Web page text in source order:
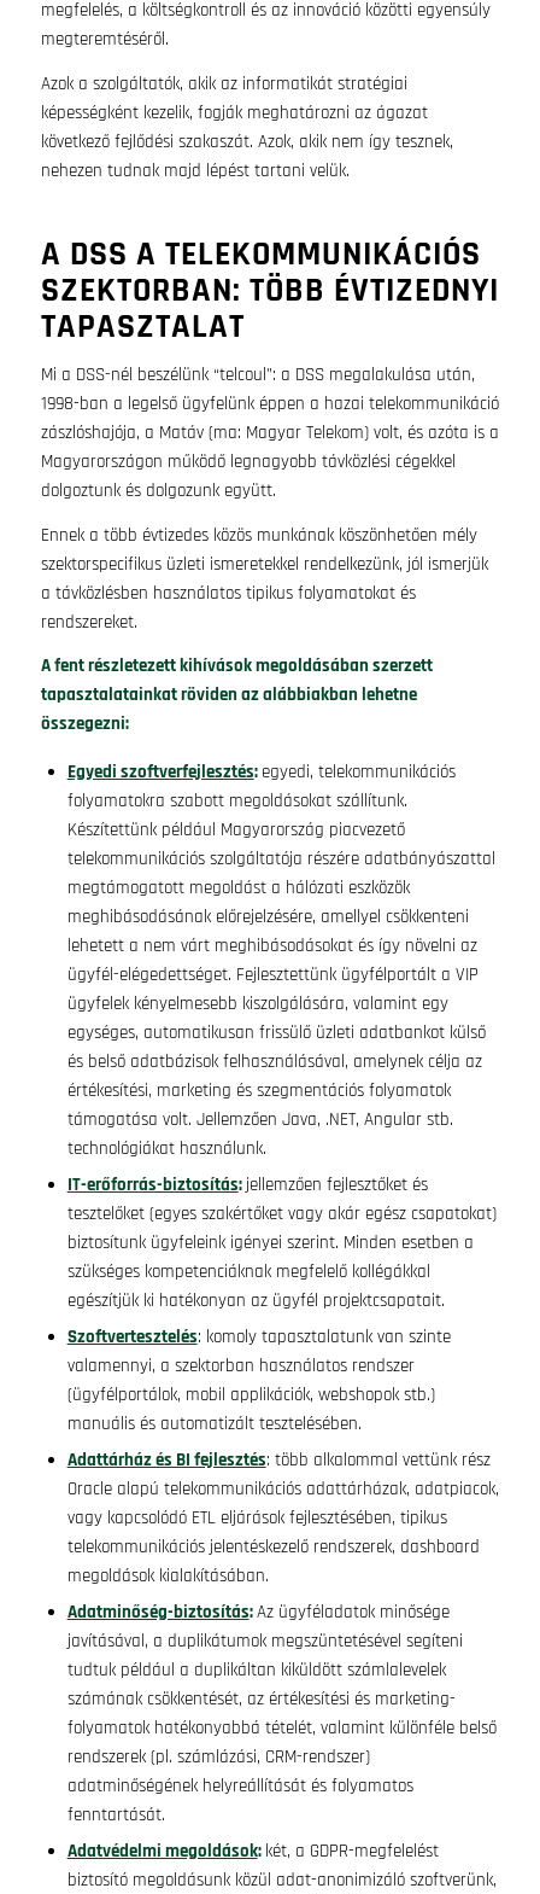
megfelelés, a költségkontroll és az innováció közötti egyensúly
megteremtéséről.
Azok a szolgáltatók, akik az informatikát stratégiai
képességként kezelik, fogják meghatározni az ágazat
következő fejlődési szakaszát. Azok, akik nem így tesznek,
nehezen tudnak majd lépést tartani velük.
A DSS A TELEKOMMUNIKÁCIÓS
SZEKTORBAN: TÖBB ÉVTIZEDNYI
TAPASZTALAT
Mi a DSS-nél beszélünk “telcoul”: a DSS megalakulása után,
1998-ban a legelső ügyfelünk éppen a hazai telekommunikáció
zászlóshajója, a Matáv (ma: Magyar Telekom) volt, és azóta is a
Magyarországon működő legnagyobb távközlési cégekkel
dolgoztunk és dolgozunk együtt.
Ennek a több évtizedes közös munkának köszönhetően mély
szektorspecifikus üzleti ismeretekkel rendelkezünk, jól ismerjük
a távközlésben használatos tipikus folyamatokat és
rendszereket.
A fent részletezett kihívások megoldásában szerzett
tapasztalatainkat röviden az alábbiakban lehetne
összegezni:
Egyedi szoftverfejlesztés: egyedi, telekommunikációs
folyamatokra szabott megoldásokat szállítunk.
Készítettünk például Magyarország piacvezető
telekommunikációs szolgáltatója részére adatbányászattal
megtámogatott megoldást a hálózati eszközök
meghibásodásának előrejelzésére, amellyel csökkenteni
lehetett a nem várt meghibásodásokat és így növelni az
ügyfél-elégedettséget. Fejlesztettünk ügyfélportált a VIP
ügyfelek kényelmesebb kiszolgálására, valamint egy
egységes, automatikusan frissülő üzleti adatbankot külső
és belső adatbázisok felhasználásával, amelynek célja az
értékesítési, marketing és szegmentációs folyamatok
támogatása volt. Jellemzően Java, .NET, Angular stb.
technológiákat használunk.
IT-erőforrás-biztosítás: jellemzően fejlesztőket és
tesztelőket (egyes szakértőket vagy akár egész csapatokat)
biztosítunk ügyfeleink igényei szerint. Minden esetben a
szükséges kompetenciáknak megfelelő kollégákkal
egészítjük ki hatékonyan az ügyfél projektcsapatait.
Szoftvertesztelés: komoly tapasztalatunk van szinte
valamennyi, a szektorban használatos rendszer
(ügyfélportálok, mobil applikációk, webshopok stb.)
manuális és automatizált tesztelésében.
Adattárház és BI fejlesztés: több alkalommal vettünk rész
Oracle alapú telekommunikációs adattárházak, adatpiacok,
vagy kapcsolódó ETL eljárások fejlesztésében, tipikus
telekommunikációs jelentéskezelő rendszerek, dashboard
megoldások kialakításában.
Adatminőség-biztosítás:Az ügyféladatok minősége
javításával, a duplikátumok megszüntetésével segíteni
tudtuk például a duplikáltan kiküldött számlalevelek
számának csökkentését, az értékesítési és marketing-
folyamatok hatékonyabbá tételét, valamint különféle belső
rendszerek (pl. számlázási, CRM-rendszer)
adatminőségének helyreállítását és folyamatos
fenntartását.
Adatvédelmi megoldások: két, a GDPR-megfelelést
biztosító megoldásunk közül adat-anonimizáló szoftverünk,